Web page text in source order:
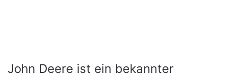
John Deere ist ein bekannter